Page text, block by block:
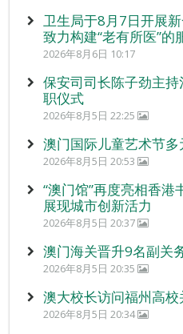
卫生局于8月7日开展
致力构建“老有所医”的
2026年8月6日 10:17
保安司司长陈子劲主
职仪式
2026年8月5日 22:25
澳门国际儿童艺术节
2026年8月5日 20:53
“澳门馆”再度亮相香
展现城市创新活力
2026年8月5日 20:37
澳门海关晋升9名副关
2026年8月5日 20:35
澳大校长访问福州高
2026年8月5日 20:34